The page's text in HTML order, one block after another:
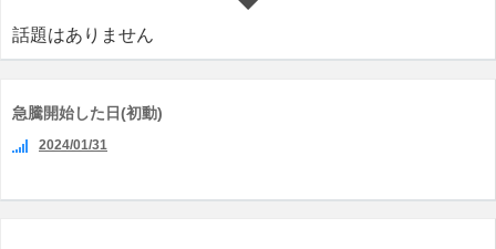
話題はありません
急騰開始した日(初動)
2024/01/31